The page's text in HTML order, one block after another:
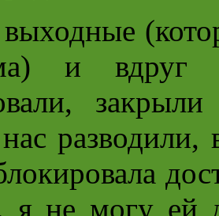
выходные
и
разводили,
я не могу ей